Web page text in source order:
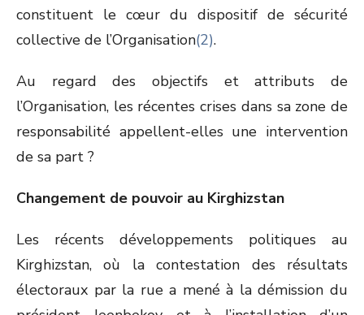
constituent le cœur du dispositif de sécurité
collective de l’Organisation(2).
Au regard des objectifs et attributs de
l’Organisation, les récentes crises dans sa zone de
responsabilité appellent-elles une intervention
de sa part ?
Changement de pouvoir au Kirghizstan
Les récents développements politiques au
Kirghizstan, où la contestation des résultats
électoraux par la rue a mené à la démission du